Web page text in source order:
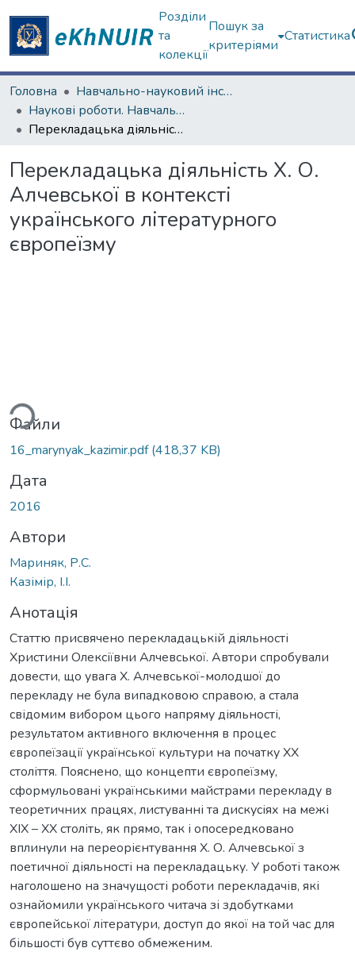
Розділи
та
колекції
Пошук за
критеріями
Статистика
Головна
Навчально-науковий інститут філософії, культурології, політології
Наукові роботи. Навчально-науковий інститут філософії, культурології, політології
Перекладацька діяльність Х. О. Алчевської в контексті українського літературного європеїзму
Перекладацька діяльність Х. О.
Алчевської в контексті
українського літературного
європеїзму
Файли
16_marynyak_kazimir.pdf(418,37 KB)
Дата
2016
Автори
Мариняк, Р.С.
Казімір, І.І.
Анотація
Статтю присвячено перекладацькій діяльності
Христини Олексіївни Алчевської. Автори спробували
довести, що увага Х. Алчевської-молодшої до
перекладу не була випадковою справою, а стала
свідомим вибором цього напряму діяльності,
результатом активного включення в процес
європеїзації української культури на початку ХХ
століття. Пояснено, що концепти європеїзму,
сформульовані українськими майстрами перекладу в
теоретичних працях, листуванні та дискусіях на межі
ХІХ – ХХ століть, як прямо, так і опосередковано
вплинули на переорієнтування Х. О. Алчевської з
поетичної діяльності на перекладацьку. У роботі також
наголошено на значущості роботи перекладачів, які
ознайомили українського читача зі здобутками
європейської літератури, доступ до якої на той час для
більшості був суттєво обмеженим.